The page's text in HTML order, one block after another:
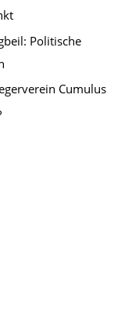
Politische
Cumulus